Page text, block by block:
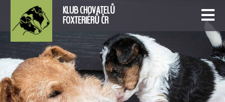
KLUB CHOVATELŮ
FOXTERIÉRŮ ČR